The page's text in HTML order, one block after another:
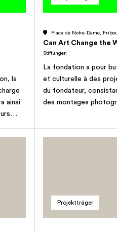
la
ainsi
des
Place de Notre-Dame,
Can Art Change the
Stiftungen
La fondation a pour
et culturelle à des
du fondateur,
des montages
à des difficultés
de réaliser des
lieux où le fondateur
événements
Projektträger